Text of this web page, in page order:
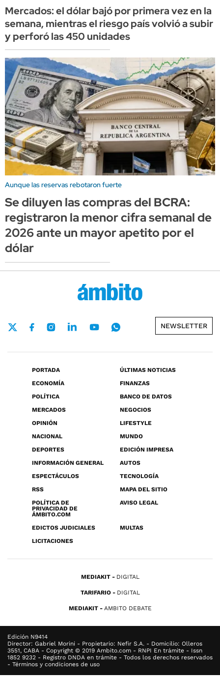
Mercados: el dólar bajó por primera vez en la
semana, mientras el riesgo país volvió a subir
y perforó las 450 unidades
Aunque las reservas rebotaron fuerte
Se diluyen las compras del BCRA:
registraron la menor cifra semanal de
2026 ante un mayor apetito por el
dólar
NEWSLETTER
PORTADA
ÚLTIMAS NOTICIAS
ECONOMÍA
FINANZAS
POLÍTICA
BANCO DE DATOS
MERCADOS
NEGOCIOS
OPINIÓN
LIFESTYLE
NACIONAL
MUNDO
DEPORTES
EDICIÓN IMPRESA
INFORMACIÓN GENERAL
AUTOS
ESPECTÁCULOS
TECNOLOGÍA
RSS
MAPA DEL SITIO
POLÍTICA DE
PRIVACIDAD DE
ÁMBITO.COM
AVISO LEGAL
EDICTOS JUDICIALES
MULTAS
LICITACIONES
MEDIAKIT DIGITAL
TARIFARIO DIGITAL
MEDIAKIT AMBITO DEBATE
Edición N9414
Director: Gabriel Morini - Propietario: Nefir S.A. - Domicilio: Olleros
3551, CABA - Copyright © 2019 Ambito.com - RNPI En trámite - Issn
1852 9232 - Registro DNDA en trámite - Todos los derechos reservados
- Términos y condiciones de uso